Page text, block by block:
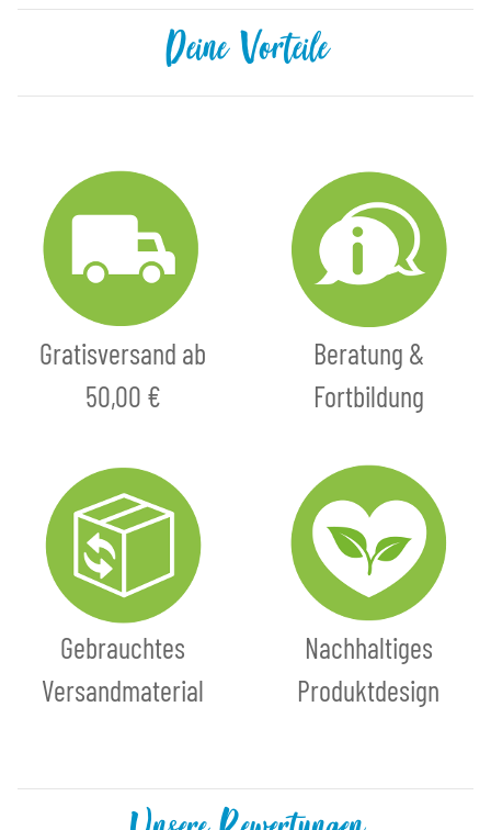
Deine Vorteile
Gratisversand ab
50,00 €
Beratung &
Fortbildung
Gebrauchtes
Versandmaterial
Nachhaltiges
Produktdesign